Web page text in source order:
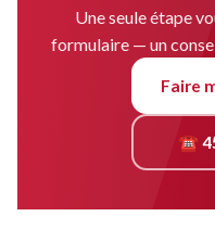
Une seule étape
formulaire — un
Faire
☎